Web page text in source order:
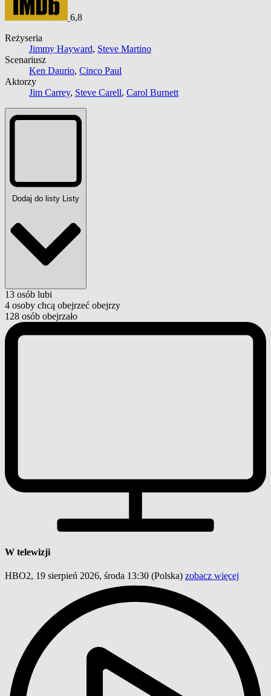
6,8
Reżyseria
Jimmy Hayward, Steve Martino
Scenariusz
Ken Daurio, Cinco Paul
Aktorzy
Jim Carrey, Steve Carell, Carol Burnett
Dodaj do listy Listy
13 osób lubi
4 osoby chcą obejrzeć obejrzy
128 osób obejrzało
W telewizji
HBO2, 19 sierpień 2026, środa 13:30 (Polska) zobacz więcej